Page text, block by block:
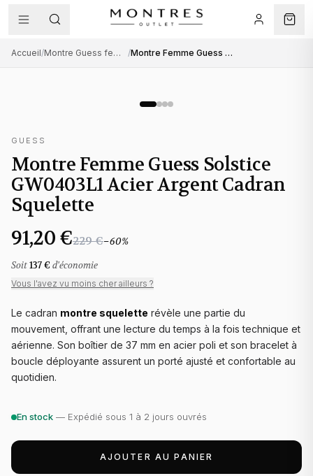
Accueil/ Montre Guess femme / Montre Femme Guess Solstice GW0403L1 Acier Argent Cadran Squelette
GUESS
Montre Femme Guess Solstice
GW0403L1 Acier Argent Cadran
Squelette
91,20 €229 €−60%
Soit137 € d'économie
Vous l'avez vu moins cher ailleurs ?
Le cadran montre squelette révèle une partie du
mouvement, offrant une lecture du temps à la fois technique et
aérienne. Son boîtier de 37 mm en acier poli et son bracelet à
boucle déployante assurent un porté ajusté et confortable au
quotidien.
En stock — Expédié sous 1 à 2 jours ouvrés
AJOUTER AU PANIER